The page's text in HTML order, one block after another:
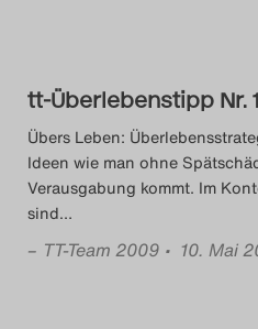
Das
Das
tt-Überlebenstipp Nr.
Übers Leben:
Ideen wie man ohne
Verausgabung kommt. Im
sind…
– TT-Team 2009 • 10. Mai